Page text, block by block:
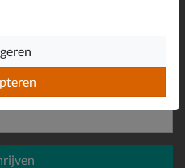
en ontvang €10,-